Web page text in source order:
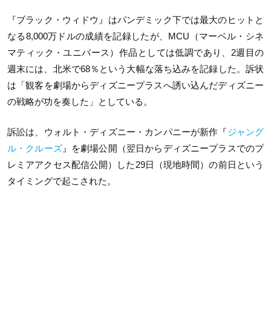
『ブラック・ウィドウ』はパンデミック下では最大のヒットと
なる8,000万ドルの成績を記録したが、MCU（マーベル・シネ
マティック・ユニバース）作品としては低調であり、2週目の
週末には、北米で68％という大幅な落ち込みを記録した。訴状
は「観客を劇場からディズニープラスへ誘い込んだディズニー
の戦略が功を奏した」としている。
訴訟は、ウォルト・ディズニー・カンパニーが新作『ジャング
ル・クルーズ』を劇場公開（翌日からディズニープラスでのプ
レミアアクセス配信公開）した29日（現地時間）の前日という
タイミングで起こされた。